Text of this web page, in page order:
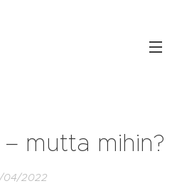
mutta mihin?
04/2022